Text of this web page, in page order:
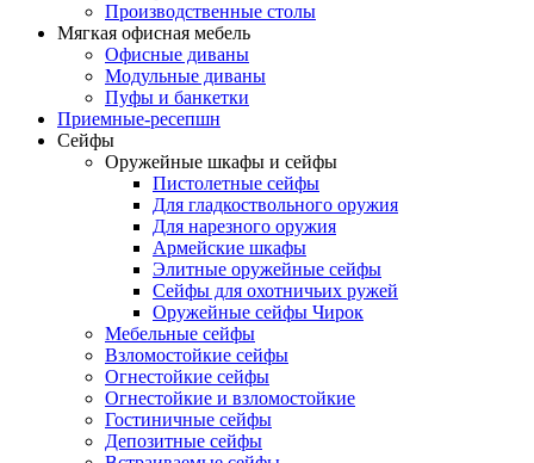
Производственные столы
Мягкая офисная мебель
Офисные диваны
Модульные диваны
Пуфы и банкетки
Приемные-ресепшн
Сейфы
Оружейные шкафы и сейфы
Пистолетные сейфы
Для гладкоствольного оружия
Для нарезного оружия
Армейские шкафы
Элитные оружейные сейфы
Сейфы для охотничьих ружей
Оружейные сейфы Чирок
Мебельные сейфы
Взломостойкие сейфы
Огнестойкие сейфы
Огнестойкие и взломостойкие
Гостиничные сейфы
Депозитные сейфы